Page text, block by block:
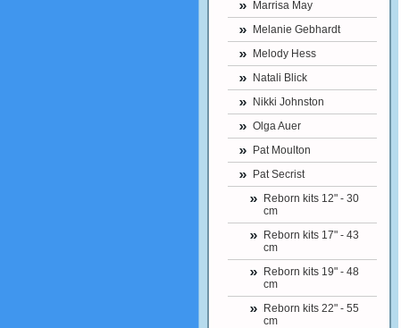
Marrisa May
Melanie Gebhardt
Melody Hess
Natali Blick
Nikki Johnston
Olga Auer
Pat Moulton
Pat Secrist
Reborn kits 12" - 30
cm
Reborn kits 17" - 43
cm
Reborn kits 19" - 48
cm
Reborn kits 22" - 55
cm